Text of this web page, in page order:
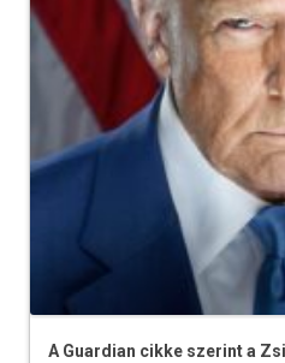
A Guardian cikke szerint a